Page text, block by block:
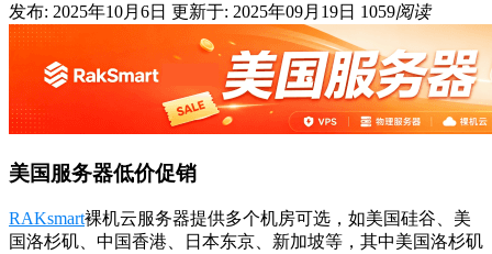
发布: 2025年10月6日 更新于: 2025年09月19日 1059阅读
美国服务器低价促销
RAKsmart裸机云服务器提供多个机房可选，如美国硅谷、美
国洛杉矶、中国香港、日本东京、新加坡等，其中美国洛杉矶